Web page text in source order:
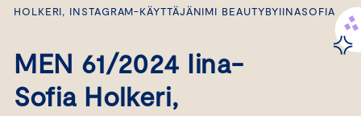
HOLKERI, INSTAGRAM-KÄYTTÄJÄNIMI BEAUTYBYIINASOFIA
MEN 61/2024 Iina-
Sofia Holkeri,